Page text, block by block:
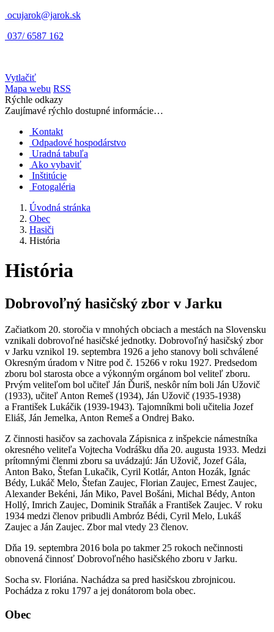
ocujarok@jarok.sk
037/ 6587 162
Vytlačiť
Mapa webu RSS
Rýchle odkazy
Zaujímavé rýchlo dostupné informácie…
Kontakt
Odpadové hospodárstvo
Uradná tabuľa
Ako vybaviť
Inštitúcie
Fotogaléria
Úvodná stránka
Obec
Hasiči
História
História
Dobrovoľný hasičský zbor v Jarku
Začiatkom 20. storočia v mnohých obciach a mestách na Slovensku
vznikali dobrovoľné hasičské jednotky. Dobrovoľný hasičský zbor
v Jarku vznikol 19. septembra 1926 a jeho stanovy boli schválené
Okresným úradom v Nitre pod č. 15266 v roku 1927. Predsedom
zboru bol starosta obce a výkonným orgánom bol veliteľ zboru.
Prvým veliteľom bol učiteľ Ján Ďuriš, neskôr ním boli Ján Užovič
(1933), učiteľ Anton Remeš (1934), Ján Užovič (1935-1938)
a František Lukáčik (1939-1943). Tajomníkmi boli učitelia Jozef
Eliáš, Ján Jemelka, Anton Remeš a Ondrej Bako.
Z činnosti hasičov sa zachovala Zápisnica z inšpekcie námestníka
okresného veliteľa Vojtecha Vodrášku dňa 20. augusta 1933. Medzi
prítomnými členmi zboru sa uvádzajú: Ján Užovič, Jozef Gála,
Anton Bako, Štefan Lukačik, Cyril Kotlár, Anton Hozák, Ignác
Bédy, Lukáč Melo, Štefan Zaujec, Florian Zaujec, Ernest Zaujec,
Alexander Bekéni, Ján Miko, Pavel Bošáni, Michal Bédy, Anton
Hollý, Imrich Zaujec, Dominik Straňák a František Zaujec. V roku
1934 medzi členov pribudli Ambróz Bédi, Cyril Melo, Lukáš
Zaujec a Ján Zaujec. Zbor mal vtedy 23 členov.
Dňa 19. septembra 2016 bola po takmer 25 rokoch nečinnosti
obnovená činnosť Dobrovoľného hasičského zboru v Jarku.
Socha sv. Floriána. Nachádza sa pred hasičskou zbrojnicou.
Pochádza z roku 1797 a jej donátorom bola obec.
Obec